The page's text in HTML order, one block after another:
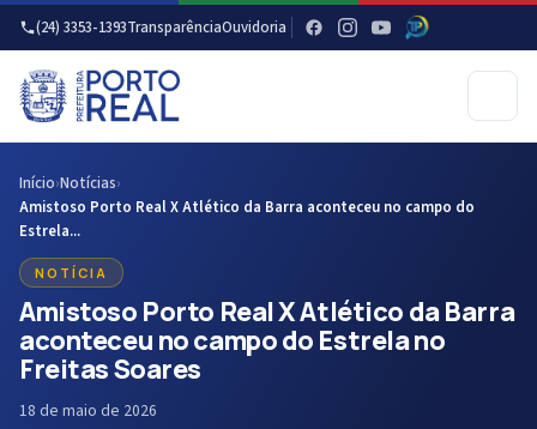
(24) 3353-1393TransparênciaOuvidoria
Início›Notícias›
Amistoso Porto Real X Atlético da Barra aconteceu no campo do
Estrela...
NOTÍCIA
Amistoso Porto Real X Atlético da Barra
aconteceu no campo do Estrela no
Freitas Soares
18 de maio de 2026